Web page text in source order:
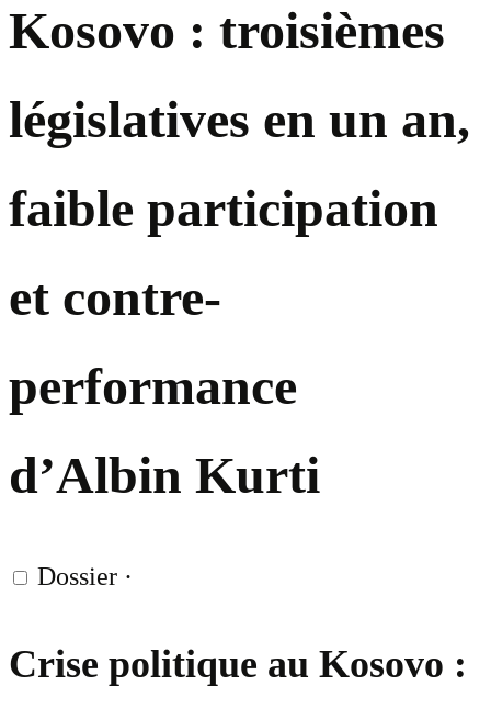
Kosovo : troisièmes
législatives en un an,
faible participation
et contre-
performance
d’Albin Kurti
Dossier ·
Crise politique au Kosovo :